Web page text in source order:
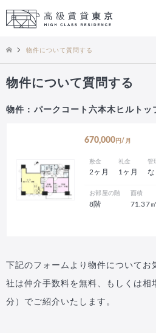
物件について質問する
物件について質問する
物件 : パークコート六本木ヒルトッ
670,000 円/月
敷金
2ヶ月
礼金
1ヶ月
管
な
お部屋の階
8階
面積
71.37㎡
下記のフォームより物件についてお
社は仲介手数料を無料、もしくは相
分）でご紹介いたします。